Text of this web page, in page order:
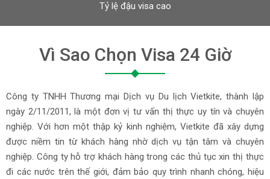
Tỷ lệ đậu visa cao
Vì Sao Chọn Visa 24 Giờ
Công ty TNHH Thương mại Dịch vụ Du lịch Vietkite, thành lập
ngày 2/11/2011, là một đơn vị tư vấn thị thực uy tín và chuyên
nghiệp. Với hơn một thập kỷ kinh nghiệm, Vietkite đã xây dựng
được niềm tin từ khách hàng nhờ dịch vụ tận tâm và chuyên
nghiệp. Công ty hỗ trợ khách hàng trong các thủ tục xin thị thực
đi các nước trên thế giới, đảm bảo quy trình nhanh chóng, hiệu